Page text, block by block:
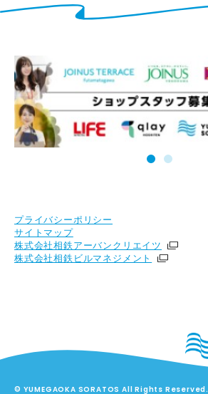
プライバシーポリシー
サイトマップ
株式会社相鉄アーバンクリエイツ
株式会社相鉄ビルマネジメント
© YUMEGAOKA SORATOS All Rights Reserved.